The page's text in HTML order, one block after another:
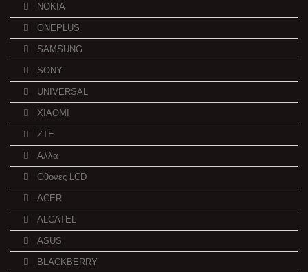
NOKIA
ONEPLUS
SAMSUNG
SONY
UNIVERSAL
XIAOMI
ZTE
Αλλα
Οθονες LCD
ACER
ALCATEL
ASUS
BLACKBERRY